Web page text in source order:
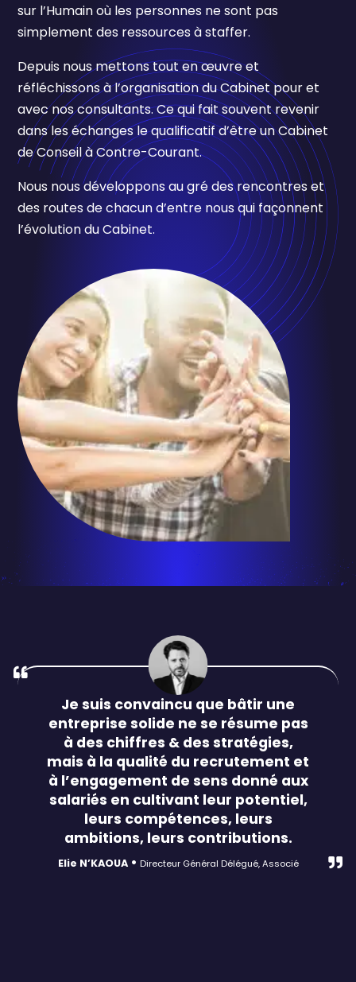
sur l’Humain où les personnes ne sont pas
simplement des ressources à staffer.
Depuis nous mettons tout en œuvre et
réfléchissons à l’organisation du Cabinet pour et
avec nos consultants. Ce qui fait souvent revenir
dans les échanges le qualificatif d’être un Cabinet
de Conseil à Contre-Courant.
Nous nous développons au gré des rencontres et
des routes de chacun d’entre nous qui façonnent
l’évolution du Cabinet.
Je suis convaincu que bâtir une
entreprise solide ne se résume pas
à des chiffres & des stratégies,
mais à la qualité du recrutement et
à l’engagement de sens donné aux
salariés en cultivant leur potentiel,
leurs compétences, leurs
ambitions, leurs contributions.
Elie N’KAOUA• Directeur Général Délégué, Associé